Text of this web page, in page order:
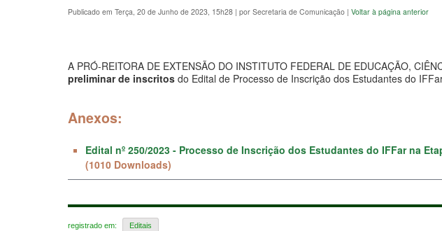
Publicado em Terça, 20 de Junho de 2023, 15h28 | por Secretaria de Comunicação | Voltar à página anterior
A PRÓ-REITORA DE EXTENSÃO DO INSTITUTO FEDERAL DE EDUCAÇÃO,
preliminar de inscritos do Edital de Processo de Inscrição dos Estudantes do
Anexos:
Edital nº 250/2023 - Processo de Inscrição dos Estudantes do IFFar na
(1010 Downloads)
registrado em: Editais